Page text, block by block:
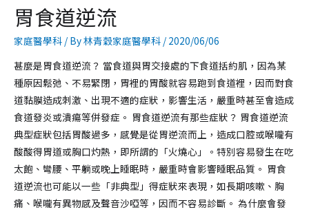
胃食道逆流
家庭醫學科 / By林青穀家庭醫學科 / 2020/06/06
甚麼是胃食道逆流？ 當食道與胃交接處的下食道括約肌，因為某
種原因鬆弛、不易緊閉，胃裡的胃酸就容易跑到食道裡，因而對食
道黏膜造成刺激、出現不適的症狀，影響生活，嚴重時甚至會造成
食道發炎或潰瘍等併發症。 胃食道逆流有那些症狀？ 胃食道逆流
典型症狀包括胃酸過多，感覺是從胃逆流而上，造成口腔或喉嚨有
酸酸得胃道或胸口灼熱，即所謂的「火燒心」。特別容易發生在吃
太飽、彎腰、平躺或晚上睡眠時，嚴重時會影響睡眠品質。 胃食
道逆流也可能以一些「非典型」得症狀來表現，如長期咳嗽、胸
痛、喉嚨有異物感及聲音沙啞等，因而不容易診斷。 為什麼會發